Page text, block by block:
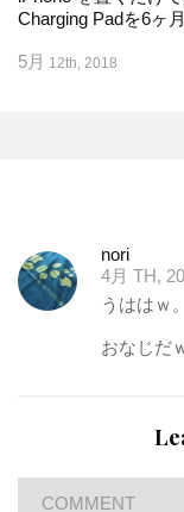
Charging Padを6ヶ
5月 12th, 2018
nori
4月 TH,
うははｗ。
おなじだ